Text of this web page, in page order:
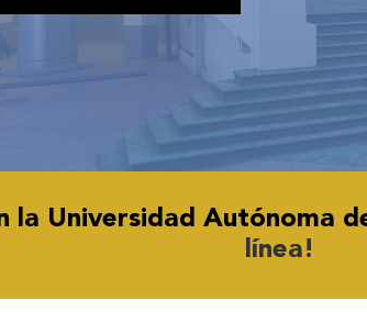
la Universidad Autónoma
línea!